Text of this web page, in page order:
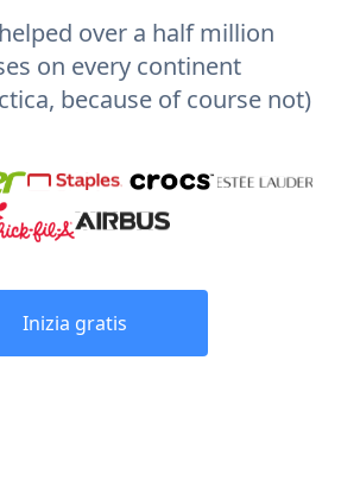
over a half million
on every continent
because of course not)
Inizia gratis